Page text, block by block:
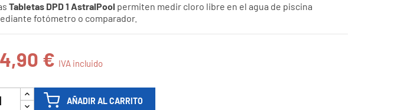
Tabletas DPD 1 AstralPool permiten medir cloro libre en el agua de piscina
fotómetro o comparador.
€ IVA incluido
AÑADIR AL CARRITO